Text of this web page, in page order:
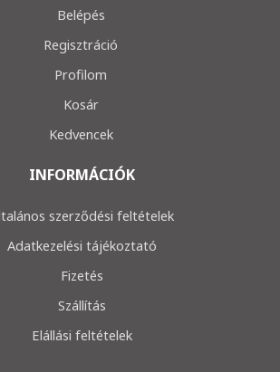
Belépés
Regisztráció
Profilom
Kosár
Kedvencek
INFORMÁCIÓK
szerződési feltételek
Adatkezelési tájékoztató
Fizetés
Szállítás
Elállási feltételek